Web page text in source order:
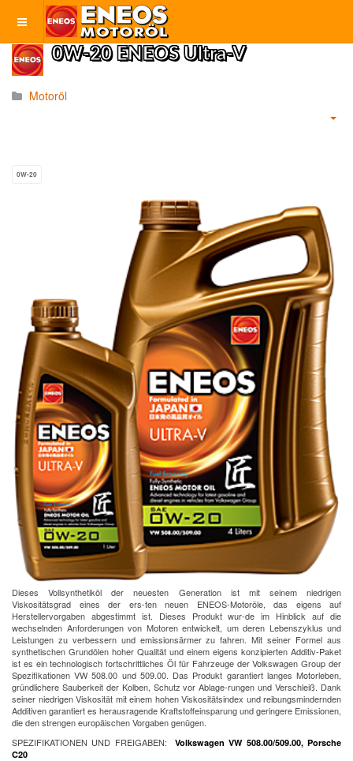
0W-20 ENEOS Ultra-V
Motoröl
0W-20
Dieses Vollsynthetiköl der neuesten Generation ist mit seinem niedrigen
Viskositätsgrad eines der ers-ten neuen ENEOS-Motoröle, das eigens auf
Herstellervorgaben abgestimmt ist. Dieses Produkt wur-de im Hinblick auf die
wechselnden Anforderungen von Motoren entwickelt, um deren Lebenszyklus und
Leistungen zu verbessern und emissionsärmer zu fahren. Mit seiner Formel aus
synthetischen Grundölen hoher Qualität und einem eigens konzipierten Additiv-Paket
ist es ein technologisch fortschrittliches Öl für Fahrzeuge der Volkswagen Group der
Spezifikationen VW 508.00 und 509.00. Das Produkt garantiert langes Motorleben,
gründlichere Sauberkeit der Kolben, Schutz vor Ablage-rungen und Verschleiß. Dank
seiner niedrigen Viskosität mit einem hohen Viskositätsindex und reibungsmindernden
Additiven garantiert es herausragende Kraftstoffeinsparung und geringere Emissionen,
die den strengen europäischen Vorgaben genügen.
SPEZIFIKATIONEN UND FREIGABEN:
Volkswagen VW 508.00/509.00, Porsche
C20